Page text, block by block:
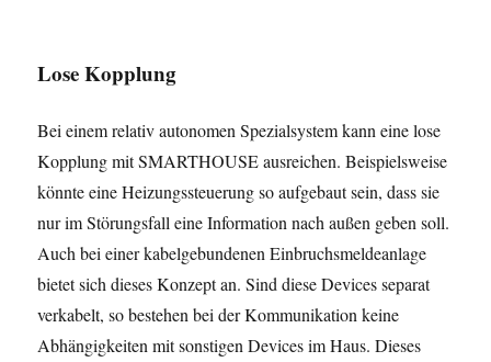
Lose Kopplung
Bei einem relativ autonomen Spezialsystem kann eine lose
Kopplung mit SMARTHOUSE ausreichen. Beispielsweise
könnte eine Heizungssteuerung so aufgebaut sein, dass sie
nur im Störungsfall eine Information nach außen geben soll.
Auch bei einer kabelgebundenen Einbruchsmeldeanlage
bietet sich dieses Konzept an. Sind diese Devices separat
verkabelt, so bestehen bei der Kommunikation keine
Abhängigkeiten mit sonstigen Devices im Haus. Dieses